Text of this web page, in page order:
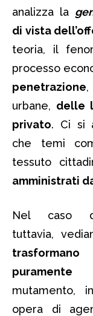
analizza la
di vista
teoria, il
processo
penetrazione,
urbane, delle
privato. Ci si
che temi
tessuto
amministrati
Nel caso
tuttavia,
trasformano
puramente
mutamento,
opera di